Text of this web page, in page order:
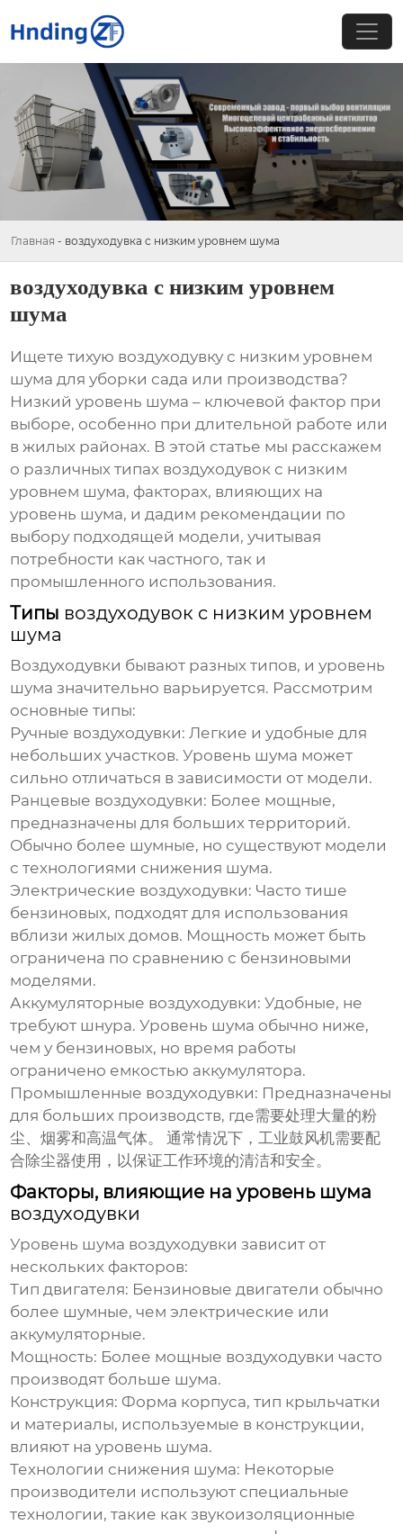
Главная - воздуходувка с низким уровнем шума
воздуходувка с низким уровнем
шума
Ищете тихую воздуходувку с низким уровнем
шума для уборки сада или производства?
Низкий уровень шума – ключевой фактор при
выборе, особенно при длительной работе или
в жилых районах. В этой статье мы расскажем
о различных типах воздуходувок с низким
уровнем шума, факторах, влияющих на
уровень шума, и дадим рекомендации по
выбору подходящей модели, учитывая
потребности как частного, так и
промышленного использования.
Типы воздуходувок с низким уровнем
шума
Воздуходувки бывают разных типов, и уровень
шума значительно варьируется. Рассмотрим
основные типы:
Ручные воздуходувки: Легкие и удобные для
небольших участков. Уровень шума может
сильно отличаться в зависимости от модели.
Ранцевые воздуходувки: Более мощные,
предназначены для больших территорий.
Обычно более шумные, но существуют модели
с технологиями снижения шума.
Электрические воздуходувки: Часто тише
бензиновых, подходят для использования
вблизи жилых домов. Мощность может быть
ограничена по сравнению с бензиновыми
моделями.
Аккумуляторные воздуходувки: Удобные, не
требуют шнура. Уровень шума обычно ниже,
чем у бензиновых, но время работы
ограничено емкостью аккумулятора.
Промышленные воздуходувки: Предназначены
для больших производств, где需要处理大量的粉
尘、烟雾和高温气体。 通常情况下，工业鼓风机需要配
合除尘器使用，以保证工作环境的清洁和安全。
Факторы, влияющие на уровень шума
воздуходувки
Уровень шума воздуходувки зависит от
нескольких факторов:
Тип двигателя: Бензиновые двигатели обычно
более шумные, чем электрические или
аккумуляторные.
Мощность: Более мощные воздуходувки часто
производят больше шума.
Конструкция: Форма корпуса, тип крыльчатки
и материалы, используемые в конструкции,
влияют на уровень шума.
Технологии снижения шума: Некоторые
производители используют специальные
технологии, такие как звукоизоляционные